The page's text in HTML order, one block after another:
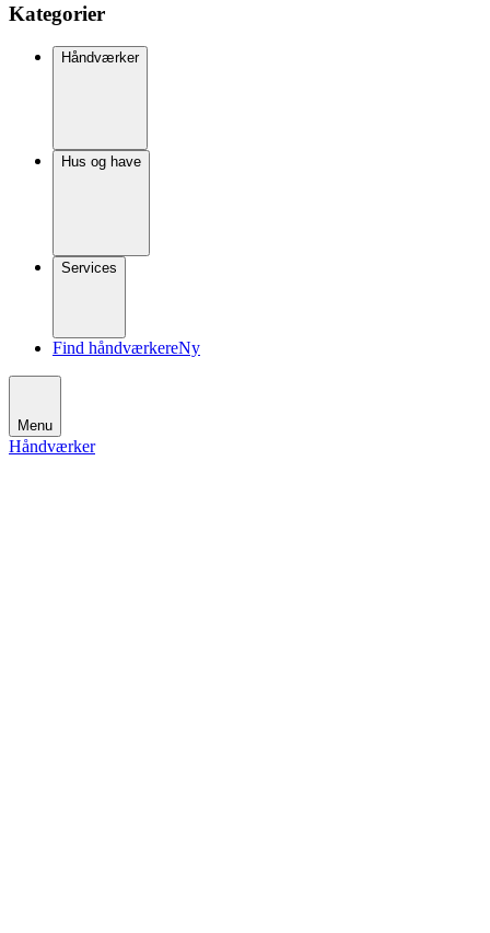
Kategorier
Håndværker
Hus og have
Services
Find håndværkereNy
Menu
Håndværker